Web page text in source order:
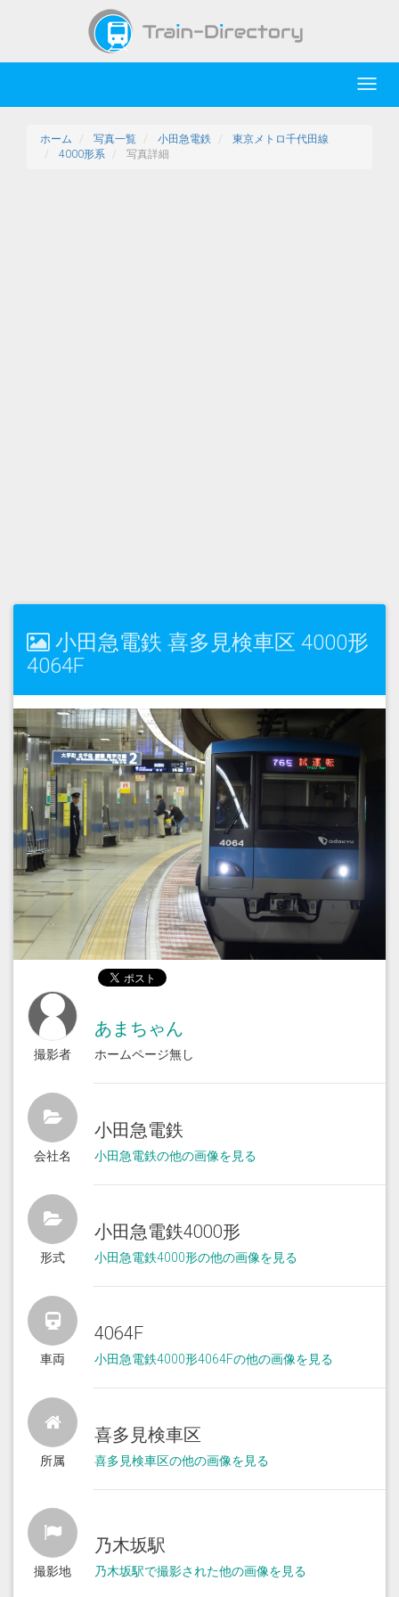
ホーム 写真一覧 小田急電鉄
東京メトロ千代田線
4000形系
写真詳細
小田急電鉄 喜多見検車区 4000形
4064F
撮影者
あまちゃん
ホームページ無し
会社名
小田急電鉄
小田急電鉄の他の画像を見る
形式
小田急電鉄4000形
小田急電鉄4000形の他の画像を見る
車両
4064F
小田急電鉄4000形4064Fの他の画像を見る
所属
喜多見検車区
喜多見検車区の他の画像を見る
撮影地
乃木坂駅
乃木坂駅で撮影された他の画像を見る